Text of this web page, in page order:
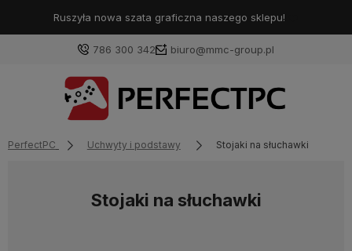
Ruszyła nowa szata graficzna naszego sklepu!
786 300 342 biuro@mmc-group.pl
PerfectPC Uchwyty i podstawy Stojaki na słuchawki
Stojaki na słuchawki